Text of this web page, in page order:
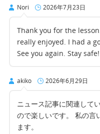
Nori 2026年7月23日
Thank you for the
really enjoyed. I had a
See you again. Stay safe!
akiko 2026年6月29日
ニュース記事に関連して
ので楽しいです。 私の言
ます。